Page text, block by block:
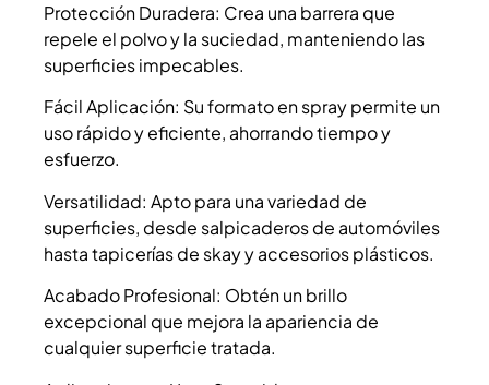
Protección Duradera: Crea una barrera que
repele el polvo y la suciedad, manteniendo las
superficies impecables.
Fácil Aplicación: Su formato en spray permite un
uso rápido y eficiente, ahorrando tiempo y
esfuerzo.
Versatilidad: Apto para una variedad de
superficies, desde salpicaderos de automóviles
hasta tapicerías de skay y accesorios plásticos.
Acabado Profesional: Obtén un brillo
excepcional que mejora la apariencia de
cualquier superficie tratada.